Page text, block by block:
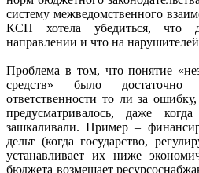
систему межведомственного
КСП хотела убедиться, что
направлении и что на нарушителей
Проблема в том, что понятие
средств» было
ответственности то ли за
предусматривалось, даже
зашкаливали. Пример –
дельт (когда государство,
устанавливает их ниже
бюджета возмещает